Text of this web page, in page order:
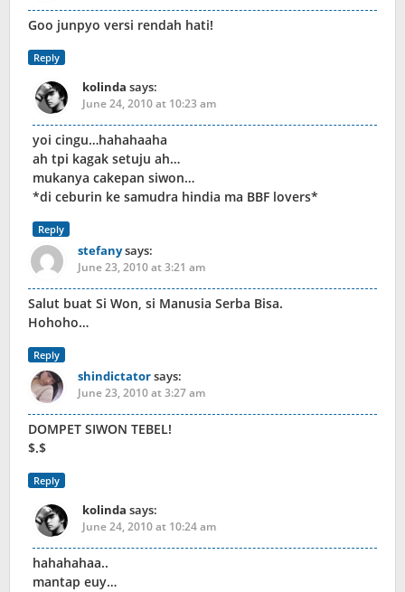
Goo junpyo versi rendah hati!
Reply
kolinda says:
June 24, 2010 at 10:23 am
yoi cingu…hahahaaha
ah tpi kagak setuju ah…
mukanya cakepan siwon…
*di ceburin ke samudra hindia ma BBF lovers*
Reply
stefanysays:
June 23, 2010 at 3:21 am
Salut buat Si Won, si Manusia Serba Bisa.
Hohoho…
Reply
shindictatorsays:
June 23, 2010 at 3:27 am
DOMPET SIWON TEBEL!
$.$
Reply
kolinda says:
June 24, 2010 at 10:24 am
hahahahaa..
mantap euy…